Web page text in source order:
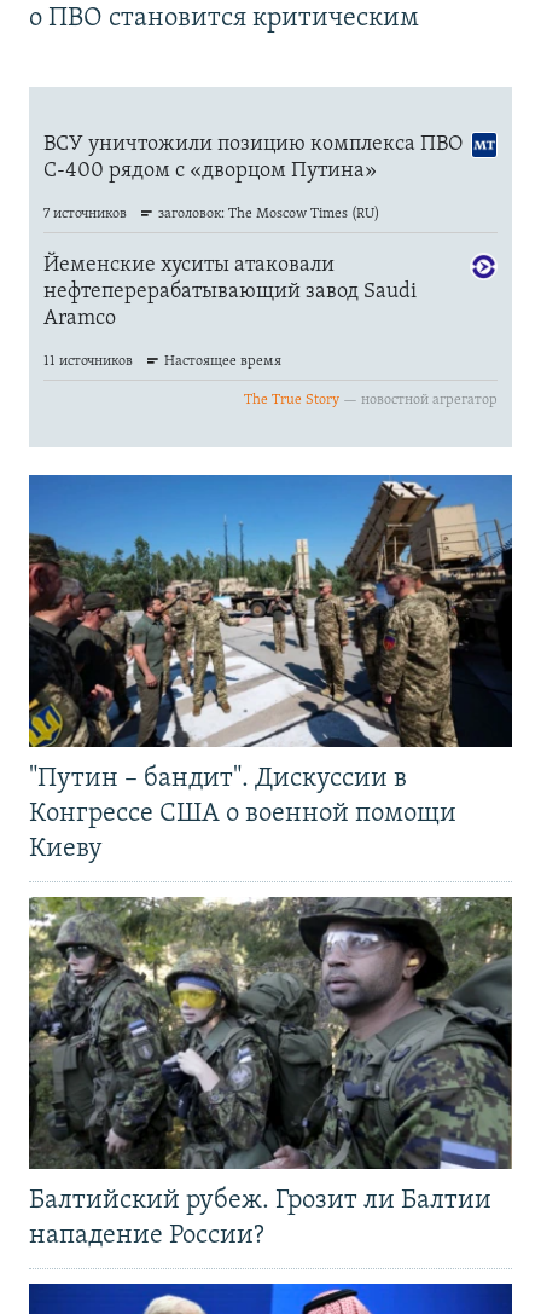
о ПВО становится критическим
"Путин – бандит". Дискуссии в
Конгрессе США о военной помощи
Киеву
Балтийский рубеж. Грозит ли Балтии
нападение России?